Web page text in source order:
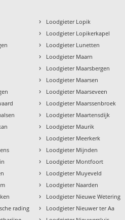
rading
› Loodgieter Lopik
› Loodgieter Lopikerkapel
› Loodgieter Lunetten
› Loodgieter Maarn
› Loodgieter Maarsbergen
› Loodgieter Maarsen
› Loodgieter Maarseveen
› Loodgieter Maarssenbroek
› Loodgieter Maartensdijk
› Loodgieter Maurik
› Loodgieter Meerkerk
› Loodgieter Mijnden
› Loodgieter Montfoort
› Loodgieter Muyeveld
› Loodgieter Naarden
› Loodgieter Nieuwe Wetering
› Loodgieter Nieuwer ter Aa